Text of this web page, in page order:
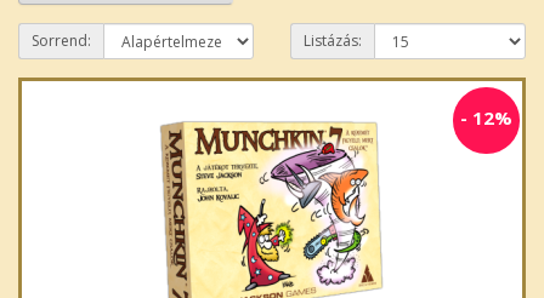
Sorrend: Listázás:
- 12%